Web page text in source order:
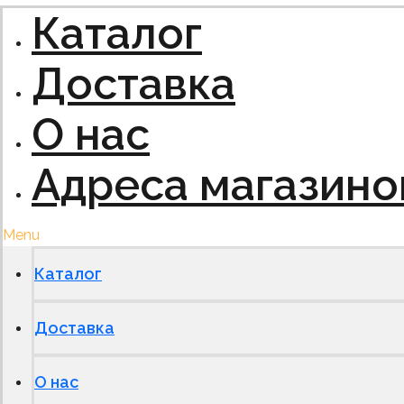
Каталог
Доставка
О нас
Адреса
Menu
Каталог
Доставка
О нас